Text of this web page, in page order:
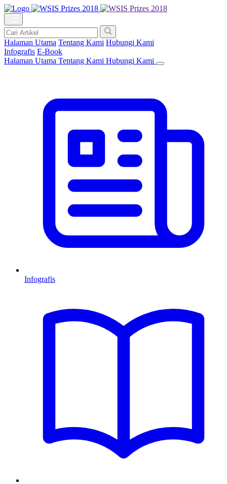
Halaman Utama Tentang Kami Hubungi Kami
Infografis E-Book
Halaman Utama Tentang Kami Hubungi Kami
Infografis